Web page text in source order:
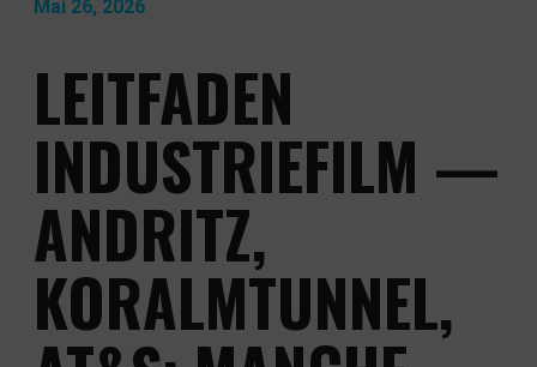
KONTAKT
NEWS & WISSEN
Mai 26, 2026
LEITFADEN
INDUSTRIEFILM —
ANDRITZ,
KORALMTUNNEL,